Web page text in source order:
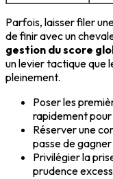
Parfois, laisser filer
de finir avec un
gestion du score
un levier tactique que
pleinement.
Poser les
rapidement
Réserver une
passe de gagner
Privilégier la
prudence